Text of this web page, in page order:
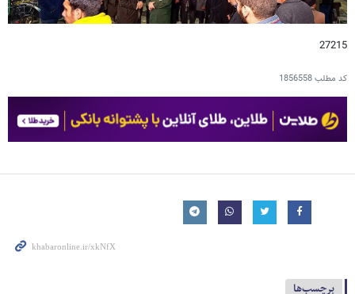
27215
کد مطلب1856558
برچسب‌ها